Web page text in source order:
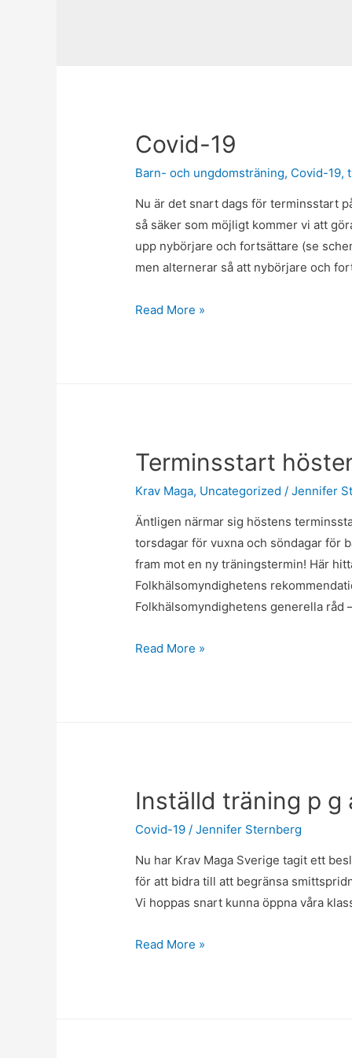
Covid-19
Barn- och ungdomsträning, Covid-19,
Nu är det snart dags för terminsstart
så säker som möjligt kommer vi att
upp nybörjare och fortsättare (se
men alternerar så att nybörjare och
Covid-
Read More »
Terminsstart
Krav Maga, Uncategorized /Jennifer
Äntligen närmar sig höstens
torsdagar för vuxna och söndagar för
fram mot en ny träningstermin! Här
Folkhälsomyndighetens
Folkhälsomyndighetens generella råd
Terminsstart
Read More »
Inställd träning p g
Covid-19 /Jennifer Sternberg
Nu har Krav Maga Sverige tagit ett
för att bidra till att begränsa
Vi hoppas snart kunna öppna våra
Inställd
Read More »